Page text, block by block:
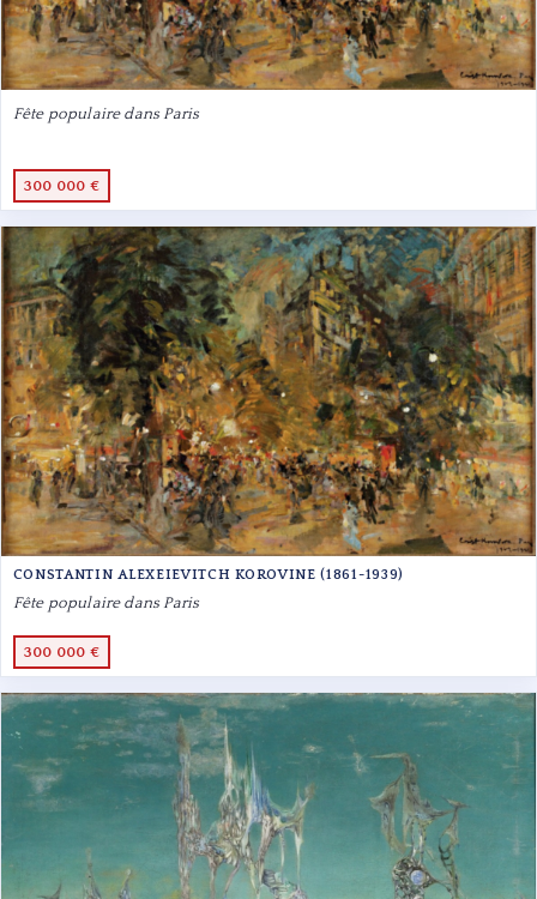
Fête populaire dans Paris
300 000 €
CONSTANTIN ALEXEIEVITCH KOROVINE (1861-1939)
Fête populaire dans Paris
300 000 €